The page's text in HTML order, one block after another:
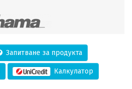
Запитване за продукта
Калкулатор